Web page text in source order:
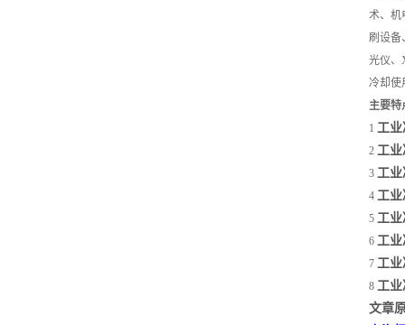
术、机
刷设备
光仪、
冷却使
主要特
1 工业
2 工业
3 工业
4 工业
5 工业
6 工业
7 工业
8 工业
文章